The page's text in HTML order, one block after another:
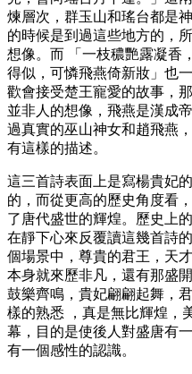
煉層次，群玉山和瑤台都是
的時候是到過這些地方的，
想像。而 「一枝穠艷露凝香
得似，可憐飛燕倚新妝」也
歡會接受楚王寵愛的故事，
並非人的想像，飛燕是漢成
過真實的巫山神女和趙飛燕
有這樣的描述。
這三首詩表面上是寫楊貴妃
的，而從更高的歷史角度看
了唐代盛世的輝煌。歷史上
在靜下心來反覆讀這幾首詩
個場景中，尊貴的君王，天
本身就來歷非凡，還有那盛
鼓樂齊鳴，貴妃翩翩起舞，
樣的熟悉 ，真是無比輝煌，
幕，目的是使後人對盛唐有
有一個感性的認識。